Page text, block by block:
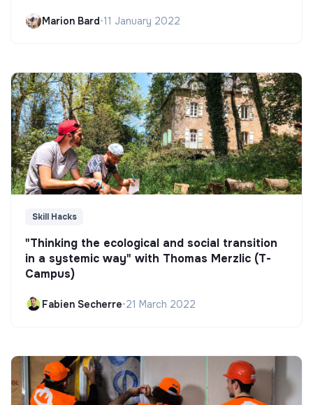
Marion Bard•11 January 2022
Skill Hacks
"Thinking the ecological and social transition
in a systemic way" with Thomas Merzlic (T-
Campus)
Fabien Secherre•21 March 2022